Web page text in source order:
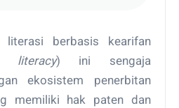
literasi berbasis kearifan
literacy) ini sengaja
ekosistem penerbitan
memiliki hak paten dan